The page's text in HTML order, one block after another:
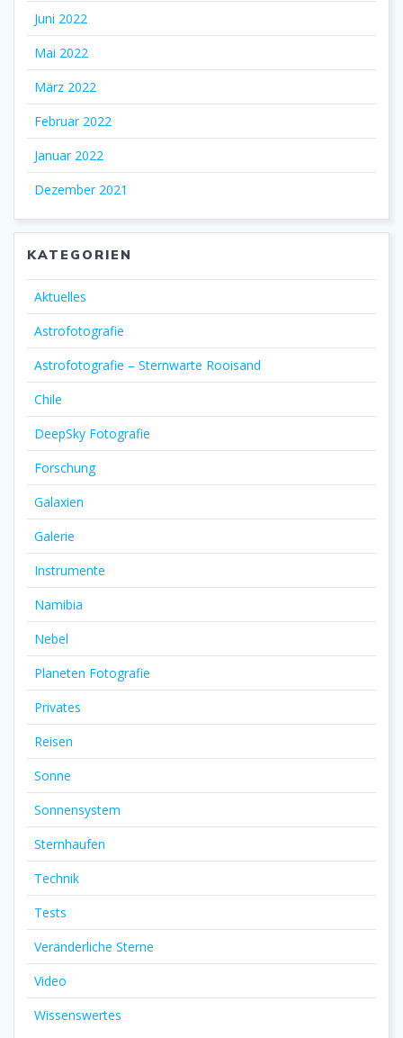
Juni 2022
Mai 2022
März 2022
Februar 2022
Januar 2022
Dezember 2021
KATEGORIEN
Aktuelles
Astrofotografie
Astrofotografie – Sternwarte Rooisand
Chile
DeepSky Fotografie
Forschung
Galaxien
Galerie
Instrumente
Namibia
Nebel
Planeten Fotografie
Privates
Reisen
Sonne
Sonnensystem
Sternhaufen
Technik
Tests
Veränderliche Sterne
Video
Wissenswertes